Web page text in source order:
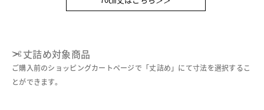
丈詰め対象商品
ご購入前のショッピングカートページで「丈詰め」にて寸法を選択するこ
とができます。